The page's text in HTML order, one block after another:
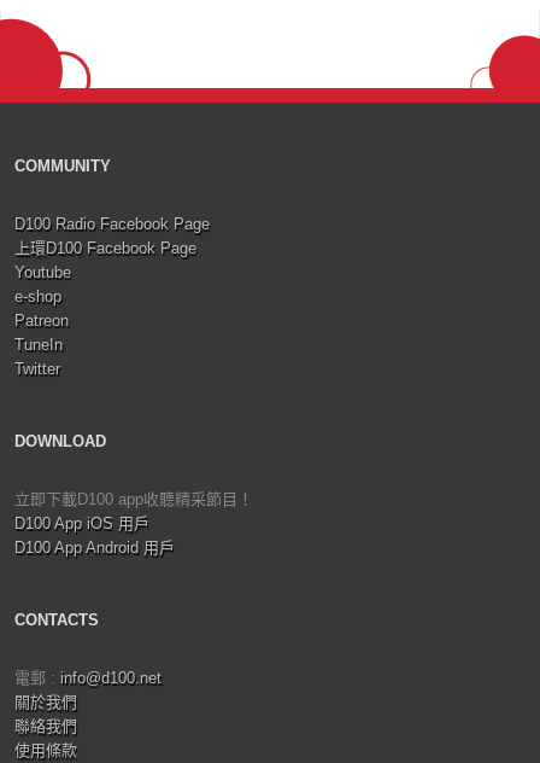
COMMUNITY
D100 Radio Facebook Page
上環D100 Facebook Page
Youtube
e-shop
Patreon
TuneIn
Twitter
DOWNLOAD
立即下載D100 app收聽精采節目！
D100 App iOS 用戶
D100 App Android 用戶
CONTACTS
電郵 : info@d100.net
關於我們
聯絡我們
使用條款